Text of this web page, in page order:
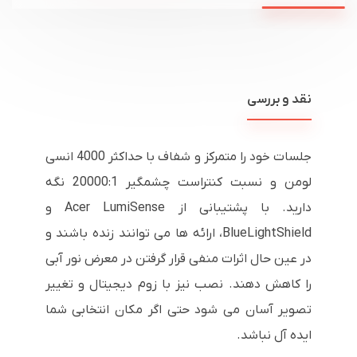
نقد و بررسی
جلسات خود را متمرکز و شفاف با حداکثر 4000 انسی
لومن و نسبت کنتراست چشمگیر 20000:1 نگه
دارید. با پشتیبانی از Acer LumiSense و
BlueLightShield، ارائه ها می توانند زنده باشند و
در عین حال اثرات منفی قرار گرفتن در معرض نور آبی
را کاهش دهند. نصب نیز با زوم دیجیتال و تغییر
تصویر آسان می شود حتی اگر مکان انتخابی شما
ایده آل نباشد.